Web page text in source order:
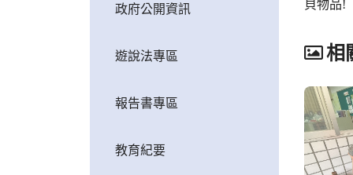
政府公開資訊
遊說法專區
報告書專區
教育紀要
貝物品!
相